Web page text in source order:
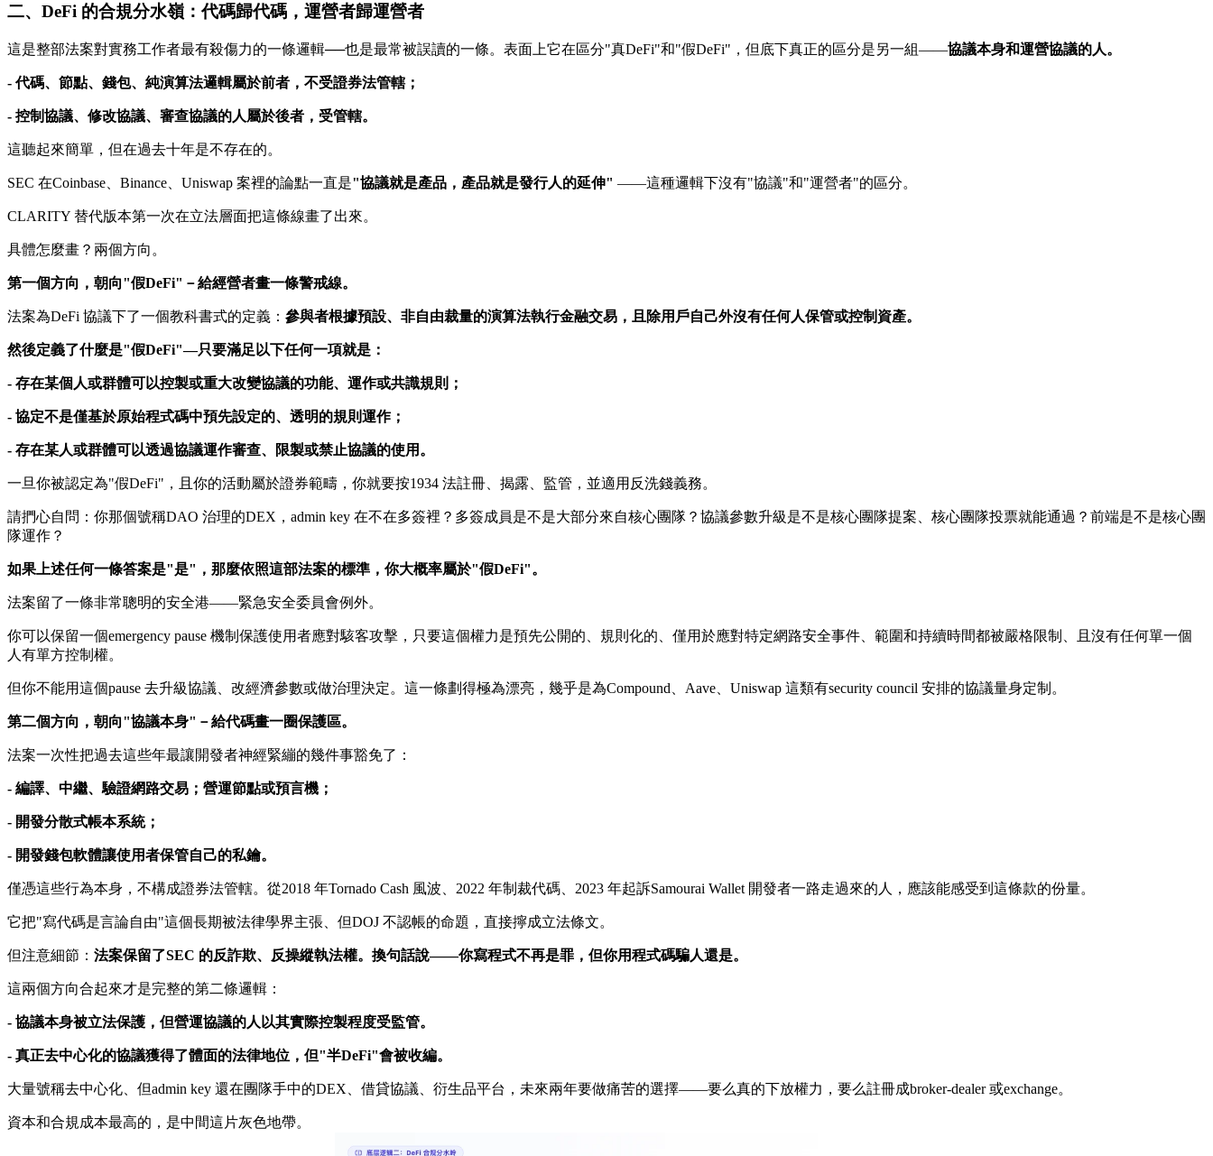
二、DeFi 的合規分水嶺：代碼歸代碼，運營者歸運營者
這是整部法案對實務工作者最有殺傷力的一條邏輯──也是最常被誤讀的一條。表面上它在區分"真DeFi"和"假DeFi"，但底下真正的區分是另一組——協議本身和運營協議的人。
- 代碼、節點、錢包、純演算法邏輯屬於前者，不受證券法管轄；
- 控制協議、修改協議、審查協議的人屬於後者，受管轄。
這聽起來簡單，但在過去十年是不存在的。
SEC 在Coinbase、Binance、Uniswap 案裡的論點一直是"協議就是產品，產品就是發行人的延伸" ——這種邏輯下沒有"協議"和"運營者"的區分。
CLARITY 替代版本第一次在立法層面把這條線畫了出來。
具體怎麼畫？兩個方向。
第一個方向，朝向"假DeFi"－給經營者畫一條警戒線。
法案為DeFi 協議下了一個教科書式的定義： 參與者根據預設、非自由裁量的演算法執行金融交易，且除用戶自己外沒有任何人保管或控制資產。
然後定義了什麼是"假DeFi"—只要滿足以下任何一項就是：
- 存在某個人或群體可以控製或重大改變協議的功能、運作或共識規則；
- 協定不是僅基於原始程式碼中預先設定的、透明的規則運作；
- 存在某人或群體可以透過協議運作審查、限製或禁止協議的使用。
一旦你被認定為"假DeFi"，且你的活動屬於證券範疇，你就要按1934 法註冊、揭露、監管，並適用反洗錢義務。
請捫心自問：你那個號稱DAO 治理的DEX，admin key 在不在多簽裡？多簽成員是不是大部分來自核心團隊？協議參數升級是不是核心團隊提案、核心團隊投票就能通過？前端是不是核心團
隊運作？
如果上述任何一條答案是"是"，那麼依照這部法案的標準，你大概率屬於"假DeFi"。
法案留了一條非常聰明的安全港——緊急安全委員會例外。
你可以保留一個emergency pause 機制保護使用者應對駭客攻擊，只要這個權力是預先公開的、規則化的、僅用於應對特定網路安全事件、範圍和持續時間都被嚴格限制、且沒有任何單一個
人有單方控制權。
但你不能用這個pause 去升級協議、改經濟參數或做治理決定。這一條劃得極為漂亮，幾乎是為Compound、Aave、Uniswap 這類有security council 安排的協議量身定制。
第二個方向，朝向"協議本身"－給代碼畫一圈保護區。
法案一次性把過去這些年最讓開發者神經緊繃的幾件事豁免了：
- 編譯、中繼、驗證網路交易；營運節點或預言機；
- 開發分散式帳本系統；
- 開發錢包軟體讓使用者保管自己的私鑰。
僅憑這些行為本身，不構成證券法管轄。從2018 年Tornado Cash 風波、2022 年制裁代碼、2023 年起訴Samourai Wallet 開發者一路走過來的人，應該能感受到這條款的份量。
它把"寫代碼是言論自由"這個長期被法律學界主張、但DOJ 不認帳的命題，直接擰成立法條文。
但注意細節： 法案保留了SEC 的反詐欺、反操縱執法權。換句話說——你寫程式不再是罪，但你用程式碼騙人還是。
這兩個方向合起來才是完整的第二條邏輯：
- 協議本身被立法保護，但營運協議的人以其實際控製程度受監管。
- 真正去中心化的協議獲得了體面的法律地位，但"半DeFi"會被收編。
大量號稱去中心化、但admin key 還在團隊手中的DEX、借貸協議、衍生品平台，未來兩年要做痛苦的選擇——要么真的下放權力，要么註冊成broker-dealer 或exchange。
資本和合規成本最高的，是中間這片灰色地帶。